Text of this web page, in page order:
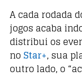
A cada rodada
jogos acaba
distribui os
noStar+, sua
outro lado, o